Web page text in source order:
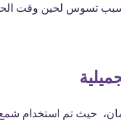
يسبب تسوس لحين وقت
حيث تم استخدام